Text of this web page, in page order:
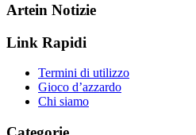
Artein Notizie
Link Rapidi
Termini di utilizzo
Gioco d’azzardo
Chi siamo